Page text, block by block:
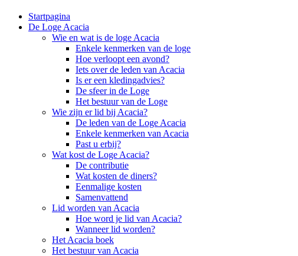
Startpagina
De Loge Acacia
Wie en wat is de loge Acacia
Enkele kenmerken van de loge
Hoe verloopt een avond?
Iets over de leden van Acacia
Is er een kledingadvies?
De sfeer in de Loge
Het bestuur van de Loge
Wie zijn er lid bij Acacia?
De leden van de Loge Acacia
Enkele kenmerken van Acacia
Past u erbij?
Wat kost de Loge Acacia?
De contributie
Wat kosten de diners?
Eenmalige kosten
Samenvattend
Lid worden van Acacia
Hoe word je lid van Acacia?
Wanneer lid worden?
Het Acacia boek
Het bestuur van Acacia